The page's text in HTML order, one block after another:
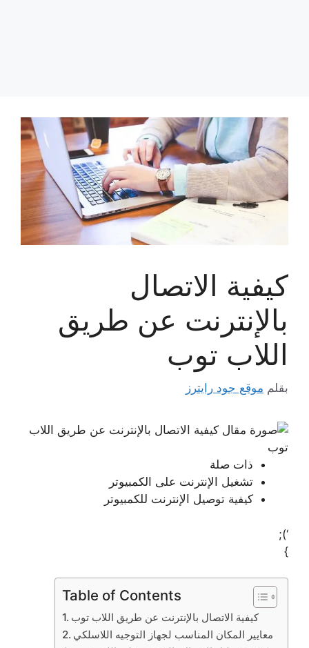
كيفية الاتصال
بالإنترنت عن طريق
اللاب توب
بقلم موقع جود رايترز
ذات صلة
تشغيل الإنترنت على الكمبيوتر
كيفية توصيل الإنترنت للكمبيوتر
‘);
}
Table of Contents
كيفية الاتصال بالإنترنت عن طريق اللاب توب
معايير المكان المناسب لجهاز التوجيه اللاسلكي